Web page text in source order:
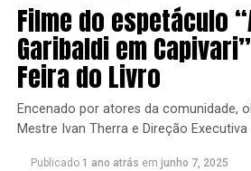
Filme do espetáculo
Garibaldi em
Feira do Livro
Encenado por atores da comunidade,
Mestre Ivan Therra e Direção
Publicado 1 ano atrás em junho 7, 2025